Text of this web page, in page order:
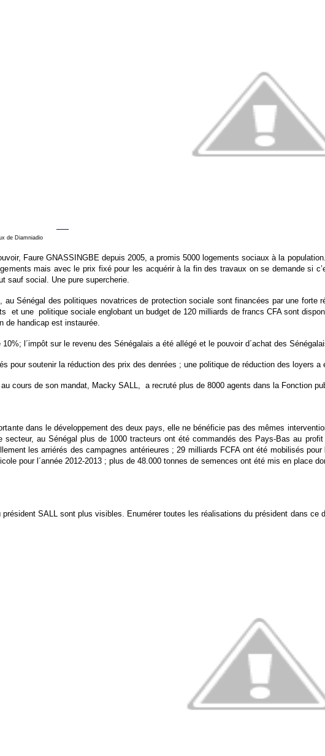
Faure GNASSINGBE depuis 2005, a promis 5000 logements sociaux à la
mais avec le prix fixé pour les acquérir à la fin des travaux on se demande si
sauf social. Une pure supercherie.
au Sénégal des politiques novatrices de protection sociale sont financées par une
et une politique sociale englobant un budget de 120 milliards de francs CFA sont
de handicap est instaurée.
10%; l´impôt sur le revenu des Sénégalais a été allégé et le pouvoir d´achat des
pour soutenir la réduction des prix des denrées ; une politique de réduction des loyers a
cours de son mandat, Macky SALL, a recruté plus de 8000 agents dans la Fonction
dans le développement des deux pays, elle ne bénéficie pas des mêmes
secteur, au Sénégal plus de 1000 tracteurs ont été commandés des Pays-Bas au
les arriérés des campagnes antérieures ; 29 milliards FCFA ont été mobilisés
pour l´année 2012-2013 ; plus de 48.000 tonnes de semences ont été mis en place
SALL sont plus visibles. Enumérer toutes les réalisations du président dans